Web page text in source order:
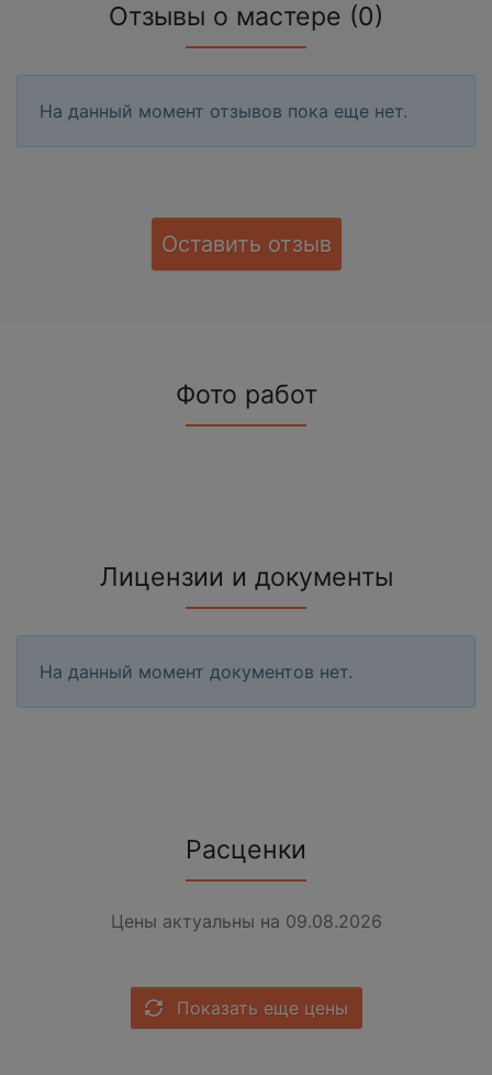
Отзывы о мастере (0)
На данный момент отзывов пока еще нет.
Оставить отзыв
Фото работ
Лицензии и документы
На данный момент документов нет.
Расценки
Цены актуальны на 09.08.2026
Показать еще цены